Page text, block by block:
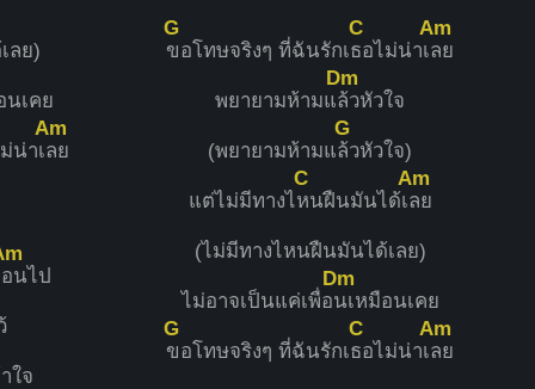
ลย)
นเคย
น่าเ
Am
ลย
อนไป
ใจ
G
ขอโทษจริงๆ ที่ฉันรักเ
C
ธอไม่น่าเ
Am
ลย
พยายามห้ามแ
Dm
ล้วหัวใจ
(พยายามห้ามแ
G
ล้วหัวใจ)
แต่ไม่มีทางไ
C
หนฝืนมันได้เ
Am
ลย
(ไม่มีทางไหนฝืนมันได้เลย)
ไม่อาจเป็นแค่เพื่อ
Dm
นเหมือนเคย
G
ขอโทษจริงๆ ที่ฉันรักเ
C
ธอไม่น่าเ
Am
ลย